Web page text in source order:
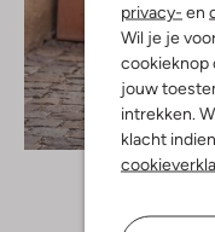
privacy- en
Wil je je
cookieknop
jouw
intrekken.
klacht
Ontdek de